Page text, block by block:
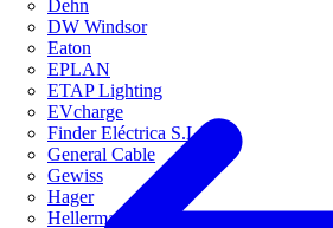
Dehn
DW Windsor
Eaton
EPLAN
ETAP Lighting
EVcharge
Finder Eléctrica S.L.U
General Cable
Gewiss
Hager
HellermannTyton